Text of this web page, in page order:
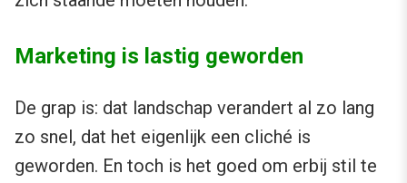
Marketing is lastig geworden
De grap is: dat landschap verandert al zo lang
zo snel, dat het eigenlijk een cliché is
geworden. En toch is het goed om erbij stil te